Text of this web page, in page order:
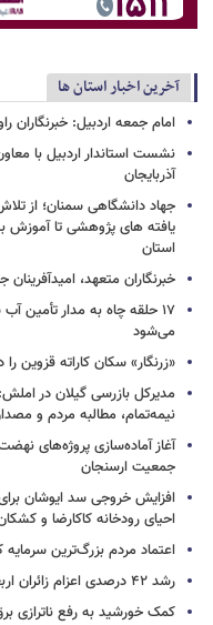
آخرین اخبار استان ها
امام جمعه اردبیل: خبرنگاران
نشست استاندار اردبیل با
آذربایجان
جهاد دانشگاهی سمنان؛ از
استان
خبرنگاران متعهد،
۱۷ حلقه چاه به مدار تأمین
می‌شود
«زرنگار» سکان کاراته قزوین
مدیرکل بازرسی گیلان در
نیمه‌تمام، مطالبه مردم و
آغاز آماده‌سازی پروژه‌های
جمعیت ارسنجان
افزایش خروجی سد ایوشان
احیای رودخانه‌ کاکارضا و
اعتماد مردم بزرگ‌ترین
رشد ۴۲ درصدی اعزام زائران اربعین از استان سمنان
کمک خورشید به رفع ناترازی